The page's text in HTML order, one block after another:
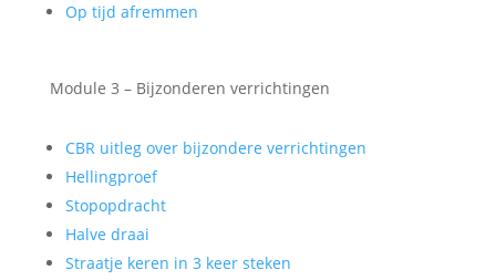
Op tijd afremmen
Module 3 – Bijzonderen verrichtingen
CBR uitleg over bijzondere verrichtingen
Hellingproef
Stopopdracht
Halve draai
Straatje keren in 3 keer steken